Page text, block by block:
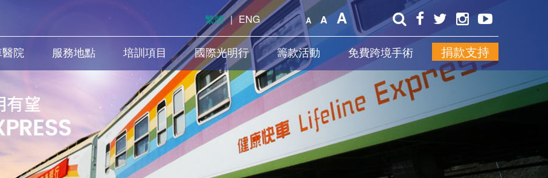
繁體 | ENG A A A
院 服務地點 培訓項目 國際光明行 籌款活動 免費跨境手術 捐款支持